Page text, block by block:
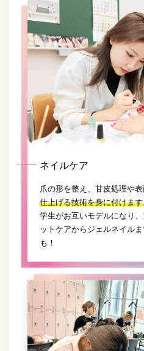
ネイルケア
爪の形を整え、甘皮処理や表
仕上げる技術を身に付けます
学生がお互いモデルになり
ットケアからジェルネイル
も！